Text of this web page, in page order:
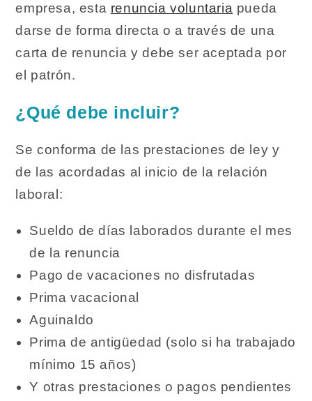
empresa, esta renuncia voluntaria pueda
darse de forma directa o a través de una
carta de renuncia y debe ser aceptada por
el patrón.
¿Qué debe incluir?
Se conforma de las prestaciones de ley y
de las acordadas al inicio de la relación
laboral:
Sueldo de días laborados durante el mes
de la renuncia
Pago de vacaciones no disfrutadas
Prima vacacional
Aguinaldo
Prima de antigüedad (solo si ha trabajado
mínimo 15 años)
Y otras prestaciones o pagos pendientes